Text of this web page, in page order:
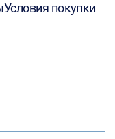
Условия покупки